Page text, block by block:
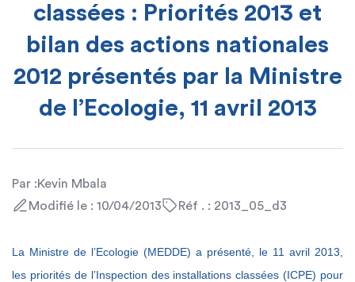
classées : Priorités 2013 et
bilan des actions nationales
2012 présentés par la Ministre
de l’Ecologie, 11 avril 2013
Par :Kevin Mbala
Modifié le : 10/04/2013
Réf . : 2013_05_d3
La Ministre de l’Ecologie (MEDDE) a présenté, le 11 avril 2013,
les priorités de l’Inspection des installations classées (ICPE) pour